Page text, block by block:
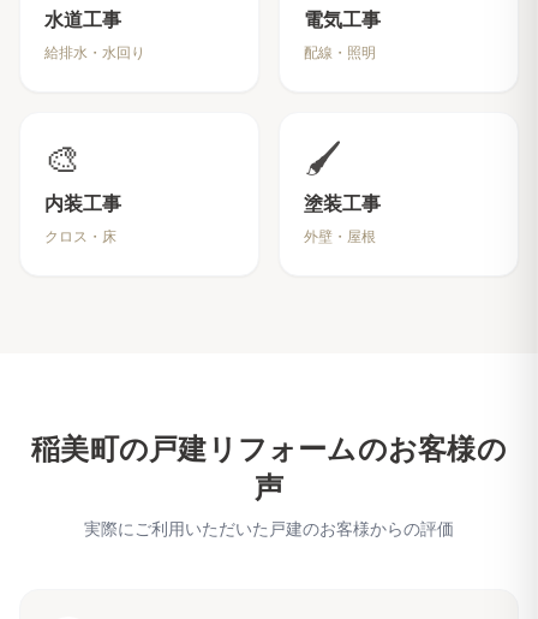
水道工事
給排水・水回り
電気工事
配線・照明
🎨
内装工事
クロス・床
🖌️
塗装工事
外壁・屋根
稲美町の戸建リフォームのお客様の
声
実際にご利用いただいた戸建のお客様からの評価